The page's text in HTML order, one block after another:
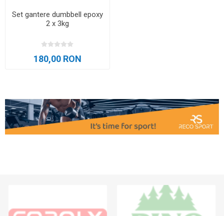
Set gantere dumbbell epoxy
2 x 3kg
180,00 RON